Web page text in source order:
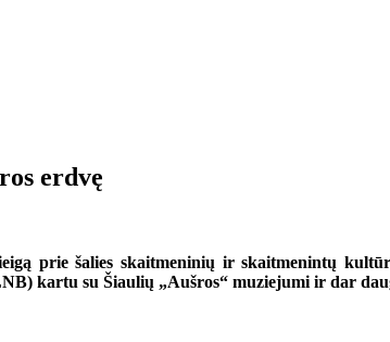
erdvę
prie šalies skaitmeninių ir skaitmenintų
kartu su Šiaulių „Aušros“ muziejumi ir dar